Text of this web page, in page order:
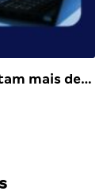
mais de…